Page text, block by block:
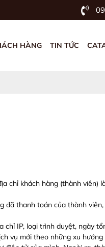
HÀNG TIN TỨC
chỉ khách hàng (thành viên)
đã thanh toán của thành
IP, loại trình duyệt, ngày
vụ mới theo những xu